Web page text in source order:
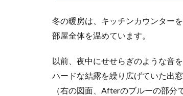
冬の暖房は、キッチンカウンター
部屋全体を温めています。
以前、夜中にせせらぎのような音
ハードな結露を繰り広げていた出窓
（右の図面、Afterのブルーの部分